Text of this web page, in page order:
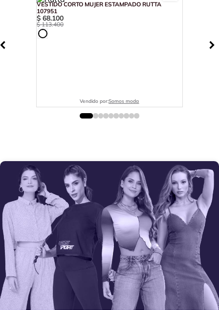
VESTIDO CORTO MUJER ESTAMPADO RUTTA
107951
$ 68.100
$ 113.400
Vendido por:Somos moda